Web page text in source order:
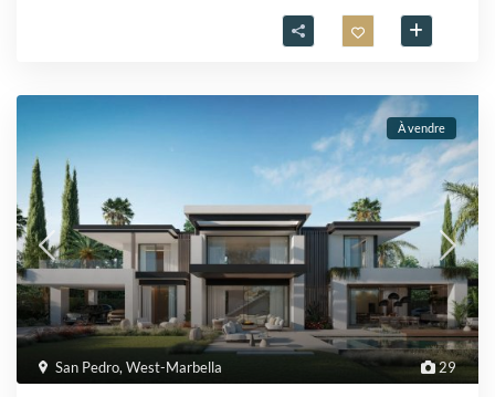
29
San Pedro,West-Marbella
À vendre